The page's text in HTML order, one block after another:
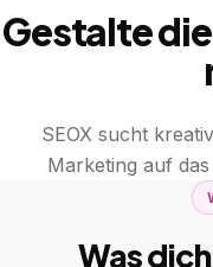
Gestalte
SEOX sucht
Marketing auf
Was